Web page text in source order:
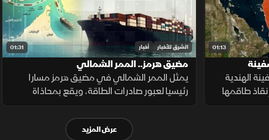
01:13
الهندية
طاقمها
جديد يزيد
01:31 الشرق للأخبار أخبار
مضيق هرمز.. الممر الشمالي
يمثل الممر الشمالي في مضيق هرمز مسارا
رئيسيا لعبور صادرات الطاقة، ويقع بمحاذاة
السواحل الإيرانية، حيث تعزز طهران وجودها
العسكري لمراقبة الملاحة عبر الزوارق والطائرات
المسيرة والصواريخ.
عرض المزيد